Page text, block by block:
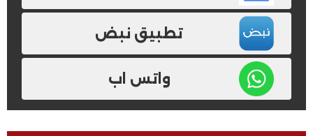
تطبيق نبض
واتس اب